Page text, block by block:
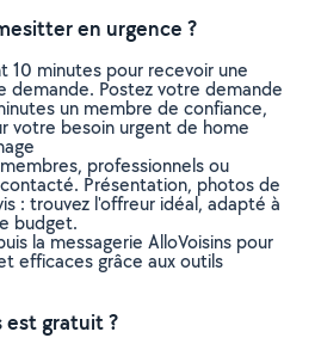
en urgence ?
10 minutes pour recevoir une
demande. Postez votre demande
un membre de confiance,
votre besoin urgent de home
professionnels ou
Présentation, photos de
: trouvez l'offreur idéal, adapté à
budget.
la messagerie AlloVoisins pour
efficaces grâce aux outils
est gratuit ?